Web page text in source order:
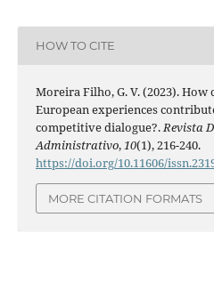
HOW TO CITE
Moreira Filho, G. V. (2023). How
European experiences
competitive dialogue?. Revista
Administrativo, 10(1), 216-240.
https://doi.org/10.11606/
MORE CITATION FORMATS